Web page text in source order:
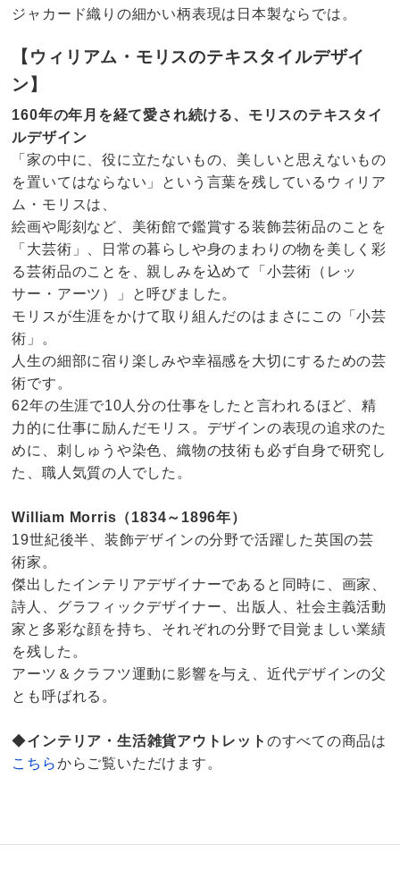
ジャカード織りの細かい柄表現は日本製ならでは。
【ウィリアム・モリスのテキスタイルデザイ
ン】
160年の年月を経て愛され続ける、モリスのテキスタイ
ルデザイン
「家の中に、役に立たないもの、美しいと思えないもの
を置いてはならない」という言葉を残しているウィリア
ム・モリスは、
絵画や彫刻など、美術館で鑑賞する装飾芸術品のことを
「大芸術」、日常の暮らしや身のまわりの物を美しく彩
る芸術品のことを、親しみを込めて「小芸術（レッ
サー・アーツ）」と呼びました。
モリスが生涯をかけて取り組んだのはまさにこの「小芸
術」。
人生の細部に宿り楽しみや幸福感を大切にするための芸
術です。
62年の生涯で10人分の仕事をしたと言われるほど、精
力的に仕事に励んだモリス。デザインの表現の追求のた
めに、刺しゅうや染色、織物の技術も必ず自身で研究し
た、職人気質の人でした。
William Morris（1834～1896年）
19世紀後半、装飾デザインの分野で活躍した英国の芸
術家。
傑出したインテリアデザイナーであると同時に、画家、
詩人、グラフィックデザイナー、出版人、社会主義活動
家と多彩な顔を持ち、それぞれの分野で目覚ましい業績
を残した。
アーツ＆クラフツ運動に影響を与え、近代デザインの父
とも呼ばれる。
◆インテリア・生活雑貨アウトレット のすべての商品は
こちらからご覧いただけます。